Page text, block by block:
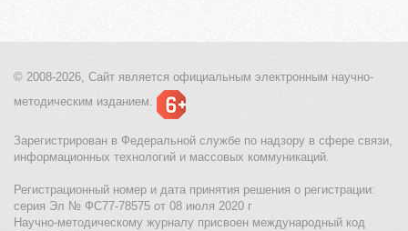
© 2008-2026, Сайт является официальным электронным научно-
методическим изданием.
Зарегистрирован в Федеральной службе по надзору в сфере связи,
информационных технологий и массовых коммуникаций.
Регистрационный номер и дата принятия решения о регистрации:
серия Эл № ФС77-78575 от 08 июля 2020 г
Научно-методическому журналу присвоен международный код